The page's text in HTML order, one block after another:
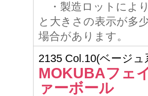
・製造ロットによ
と大きさの表示が多
場合があります。
2135 Col.10(ベージュ
MOKUBAフェ
ァーボール